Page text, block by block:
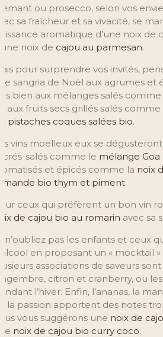
ou prosecco, selon vos
sa fraîcheur et sa vivacité, se
aromatique d’une noix de
noix de cajou au parmesan.
pour surprendre vos invités,
sangria de Noël aux agrumes et
bien aux mélanges salés comme
aux fruits secs grillés salés comme
pistaches coques salées bio.
vins moelleux eux se
salés comme le mélange Goa
et épicés comme la noix
bio thym et piment.
ceux qui préfèrent un bon vin
de cajou bio au romarin avec sa
n’oubliez pas les enfants et ceux
en proposant un « mocktail »
associations de saveurs
citron et cranberry, ou
l’hiver. Enfin, l’ananas, la
la passion apportent des notes
vous suggérons une noix de
noix de cajou bio curry coco.